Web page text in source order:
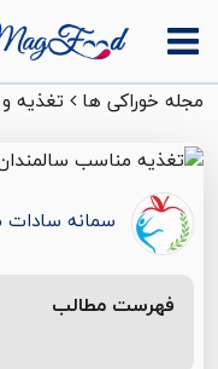
مجله خوراکی ها تغذیه
سمانه سادات
فهرست مطالب